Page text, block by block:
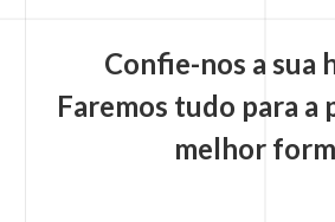
Confie-nos a sua
Faremos tudo para a
melhor